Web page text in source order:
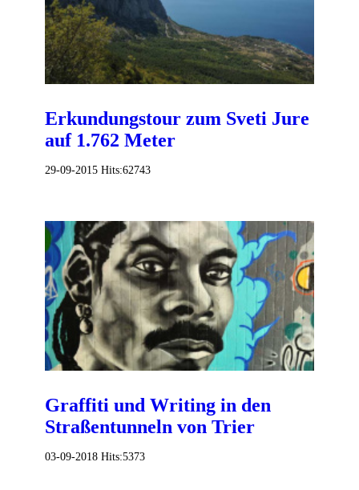
Erkundungstour zum Sveti Jure
auf 1.762 Meter
29-09-2015 Hits:62743
Graffiti und Writing in den
Straßentunneln von Trier
03-09-2018 Hits:5373